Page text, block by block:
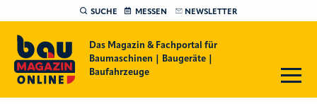
SUCHE MESSEN NEWSLETTER
Das Magazin & Fachportal für
Baumaschinen | Baugeräte |
Baufahrzeuge